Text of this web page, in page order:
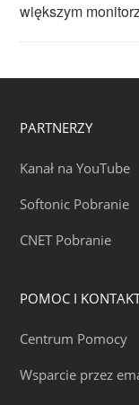
większym
PARTNERZY
Kanał na YouTube
Softonic Pobranie
CNET Pobranie
POMOC I
Centrum Pomocy
Wsparcie przez